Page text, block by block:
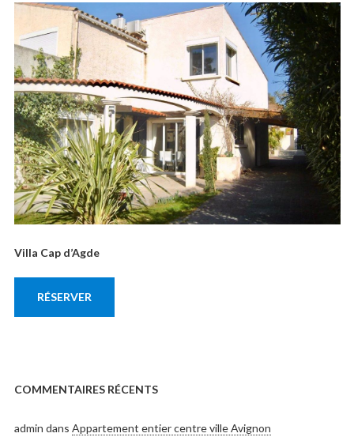
Villa Cap d’Agde
RÉSERVER
COMMENTAIRES RÉCENTS
admin dans Appartement entier centre ville Avignon